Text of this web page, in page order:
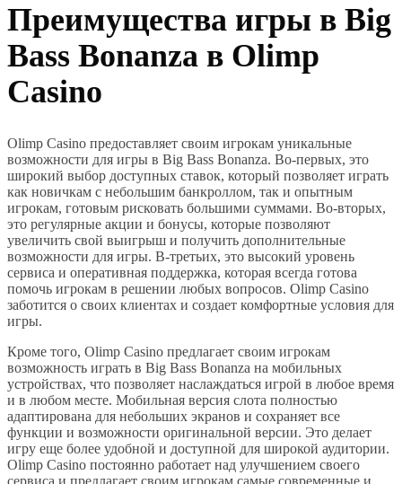
Преимущества игры в Big
Bass Bonanza в Olimp
Casino
Olimp Casino предоставляет своим игрокам уникальные
возможности для игры в Big Bass Bonanza. Во-первых, это
широкий выбор доступных ставок, который позволяет играть
как новичкам с небольшим банкроллом, так и опытным
игрокам, готовым рисковать большими суммами. Во-вторых,
это регулярные акции и бонусы, которые позволяют
увеличить свой выигрыш и получить дополнительные
возможности для игры. В-третьих, это высокий уровень
сервиса и оперативная поддержка, которая всегда готова
помочь игрокам в решении любых вопросов. Olimp Casino
заботится о своих клиентах и создает комфортные условия для
игры.
Кроме того, Olimp Casino предлагает своим игрокам
возможность играть в Big Bass Bonanza на мобильных
устройствах, что позволяет наслаждаться игрой в любое время
и в любом месте. Мобильная версия слота полностью
адаптирована для небольших экранов и сохраняет все
функции и возможности оригинальной версии. Это делает
игру еще более удобной и доступной для широкой аудитории.
Olimp Casino постоянно работает над улучшением своего